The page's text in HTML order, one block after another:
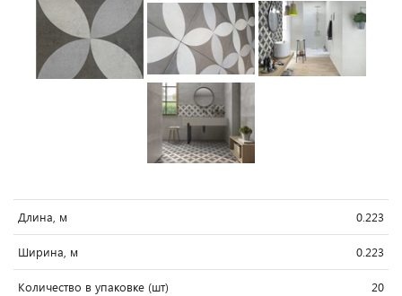
Длина, м 0.223
Ширина, м 0.223
Количество в упаковке (шт) 20